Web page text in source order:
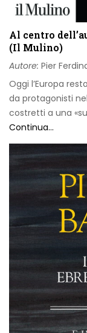
Al centro
(Il Mulino)
Autore: Pier
Oggi l’Europa
da protagonisti
costretti a una
Continua...